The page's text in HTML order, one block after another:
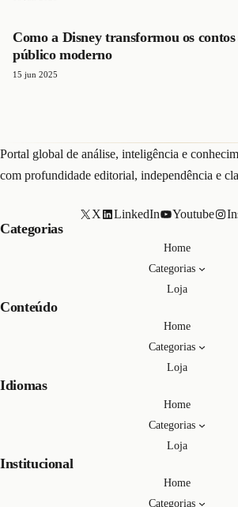
Como a Disney transformou os
público moderno
15 jun 2025
Portal global de análise, inteligência e
com profundidade editorial, independência e
X LinkedIn Youtube
Categorias
Home
Categorias
Loja
Conteúdo
Home
Categorias
Loja
Idiomas
Home
Categorias
Loja
Institucional
Home
Categorias